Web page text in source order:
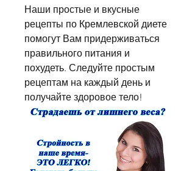
Наши простые и вкусные
рецепты по Кремлевской диете
помогут Вам придерживаться
правильного питания и
похудеть. Следуйте простым
рецептам на каждый день и
получайте здоровое тело!